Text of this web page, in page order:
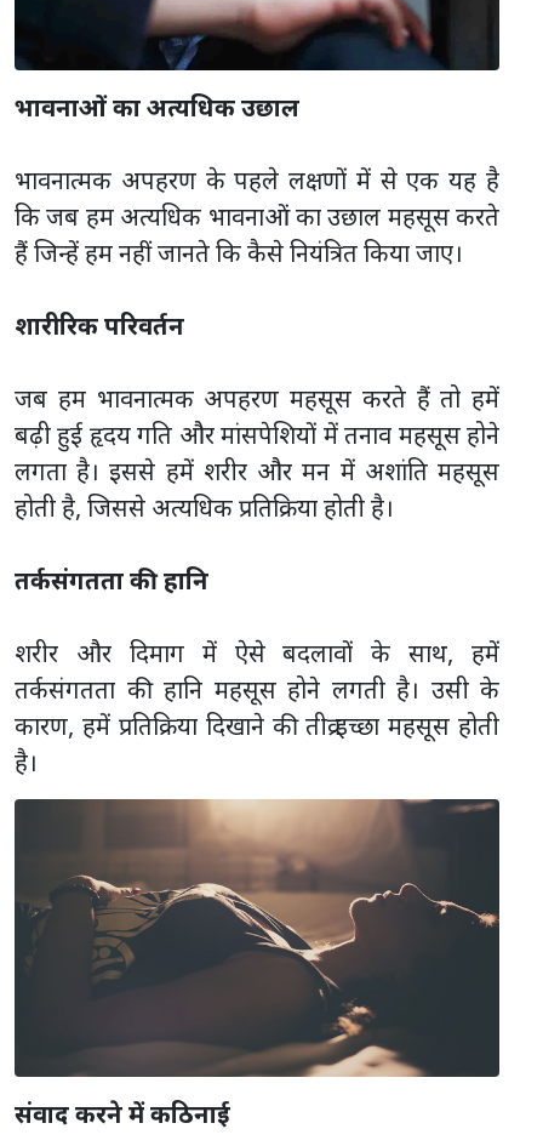
भावनाओं का अत्यधिक उछाल
भावनात्मक अपहरण के पहले लक्षणों में से एक यह है
कि जब हम अत्यधिक भावनाओं का उछाल महसूस करते
हैं जिन्हें हम नहीं जानते कि कैसे नियंत्रित किया जाए।
शारीरिक परिवर्तन
जब हम भावनात्मक अपहरण महसूस करते हैं तो हमें
बढ़ी हुई हृदय गति और मांसपेशियों में तनाव महसूस होने
लगता है। इससे हमें शरीर और मन में अशांति महसूस
होती है, जिससे अत्यधिक प्रतिक्रिया होती है।
तर्कसंगतता की हानि
शरीर और दिमाग में ऐसे बदलावों के साथ, हमें
तर्कसंगतता की हानि महसूस होने लगती है। उसी के
कारण, हमें प्रतिक्रिया दिखाने की तीव्र इच्छा महसूस होती
है।
संवाद करने में कठिनाई